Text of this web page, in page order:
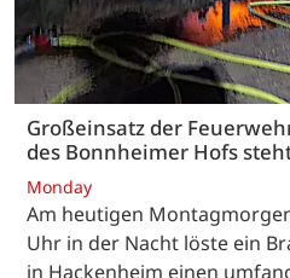
Großeinsatz der
des Bonnheimer Hofs
Monday
Am heutigen
Uhr in der Nacht löste ein
in Hackenheim einen